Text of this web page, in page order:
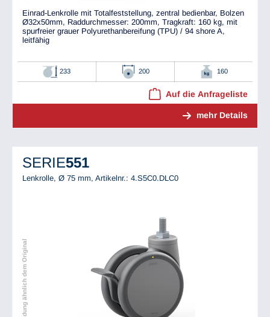
Einrad-Lenkrolle mit Totalfeststellung, zentral bedienbar, Bolzen
Ø32x50mm, Raddurchmesser: 200mm, Tragkraft: 160 kg, mit
spurfreier grauer Polyurethanbereifung (TPU) / 94 shore A,
leitfähig
233 200 160
Auf die Anfrageliste
mehr Details
SERIE551
Lenkrolle, Ø 75 mm, Artikelnr.: 4.S5C0.DLC0
Abbildung ähnlich dem Original